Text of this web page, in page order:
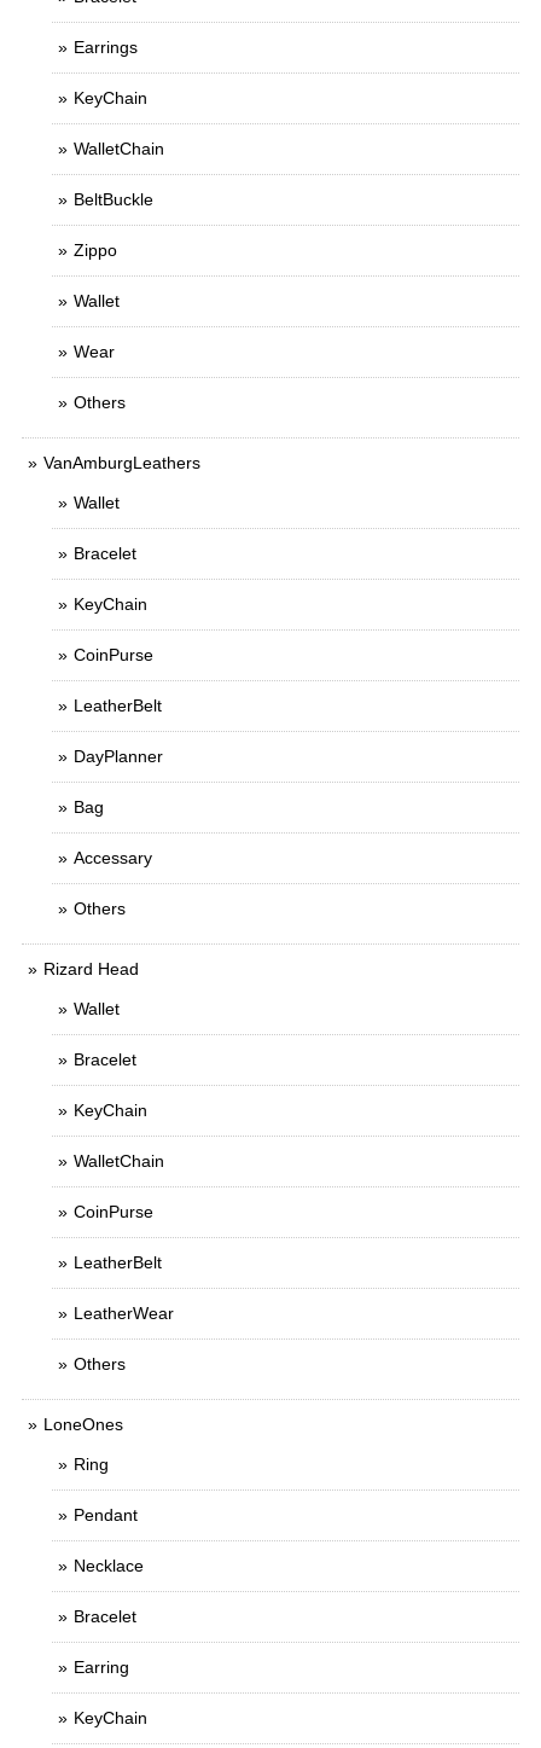
Earrings
KeyChain
WalletChain
BeltBuckle
Zippo
Wallet
Wear
Others
VanAmburgLeathers
Wallet
Bracelet
KeyChain
CoinPurse
LeatherBelt
DayPlanner
Bag
Accessary
Others
Rizard Head
Wallet
Bracelet
KeyChain
WalletChain
CoinPurse
LeatherBelt
LeatherWear
Others
LoneOnes
Ring
Pendant
Necklace
Bracelet
Earring
KeyChain